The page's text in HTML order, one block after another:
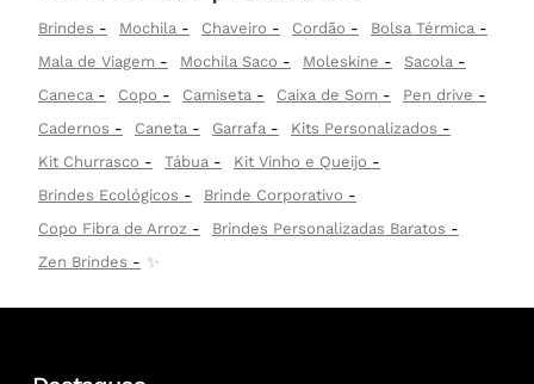
Brindes Mochila Chaveiro Cordão
Bolsa Térmica
Mala de Viagem
Mochila Saco Moleskine
Sacola
Caneca
Copo Camiseta Caixa de Som
Pen drive
Cadernos
Caneta Garrafa
Kits Personalizados
Kit Churrasco
Tábua
Kit Vinho e Queijo
Brindes Ecológicos
Brinde Corporativo
Copo Fibra de Arroz
Brindes Personalizadas Baratos
Zen Brindes
✨